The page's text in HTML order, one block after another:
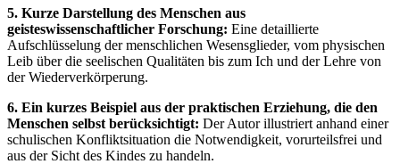
5. Kurze Darstellung des Menschen aus
geisteswissenschaftlicher Forschung: Eine detaillierte
Aufschlüsselung der menschlichen Wesensglieder, vom physischen
Leib über die seelischen Qualitäten bis zum Ich und der Lehre von
der Wiederverkörperung.
6. Ein kurzes Beispiel aus der praktischen Erziehung, die den
Menschen selbst berücksichtigt: Der Autor illustriert anhand einer
schulischen Konfliktsituation die Notwendigkeit, vorurteilsfrei und
aus der Sicht des Kindes zu handeln.